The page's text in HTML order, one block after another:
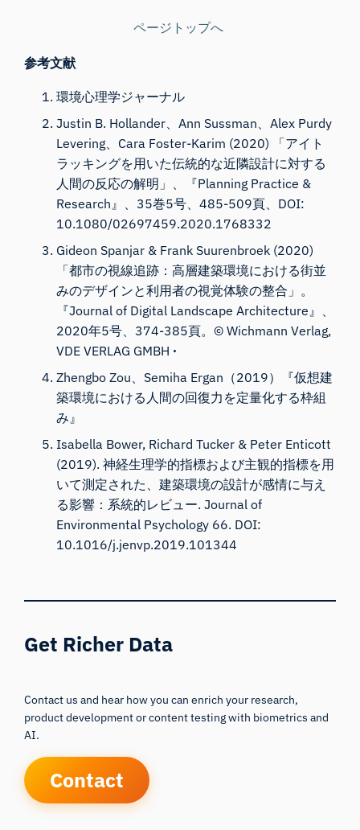
ページトップへ
参考文献
環境心理学ジャーナル
Justin B. Hollander、Ann Sussman、Alex Purdy
Levering、Cara Foster-Karim (2020) 「アイト
ラッキングを用いた伝統的な近隣設計に対する
人間の反応の解明」、『Planning Practice &
Research』、 35巻5号、485-509頁、DOI:
10.1080/02697459.2020.1768332
Gideon Spanjar & Frank Suurenbroek (2020)
「都市の視線追跡：高層建築環境における街並
みのデザインと利用者の視覚体験の整合」。
『Journal of Digital Landscape Architecture』、
2020年5号、374-385頁。© Wichmann Verlag,
VDE VERLAG GMBH ꞏ
Zhengbo Zou、Semiha Ergan（2019）
『仮想建
築環境における人間の回復力を定量化する枠組
み』
Isabella Bower, Richard Tucker & Peter Enticott
(2019).神経生理学的指標および主観的指標を用
いて測定された、建築環境の設計が感情に与え
る影響：系統的レビュー. Journal of
Environmental Psychology 66. DOI:
10.1016/j.jenvp.2019.101344
Get Richer Data
Contact us and hear how you can enrich your research,
product development or content testing with biometrics and
AI.
Contact